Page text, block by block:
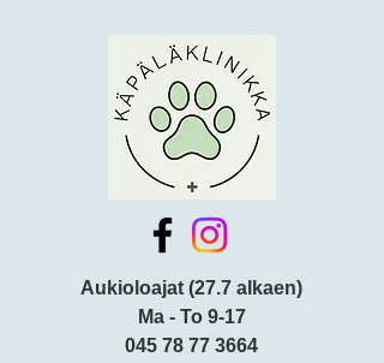
Aukioloajat (27.7 alkaen)
Ma - To 9-17
045 78 77 3664